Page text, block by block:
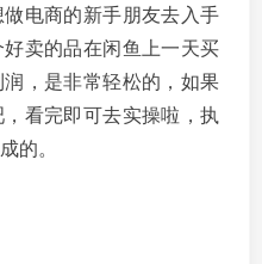
电商的新手朋友去入手
卖的品在闲鱼上一天买
，是非常轻松的，如果
看完即可去实操啦，执
的。